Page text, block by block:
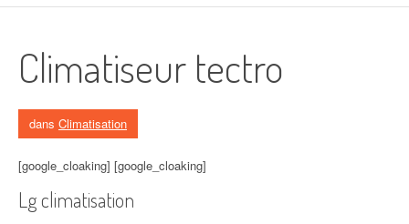
Climatiseur tectro
dans Climatisation
[google_cloaking] [google_cloaking]
Lg climatisation